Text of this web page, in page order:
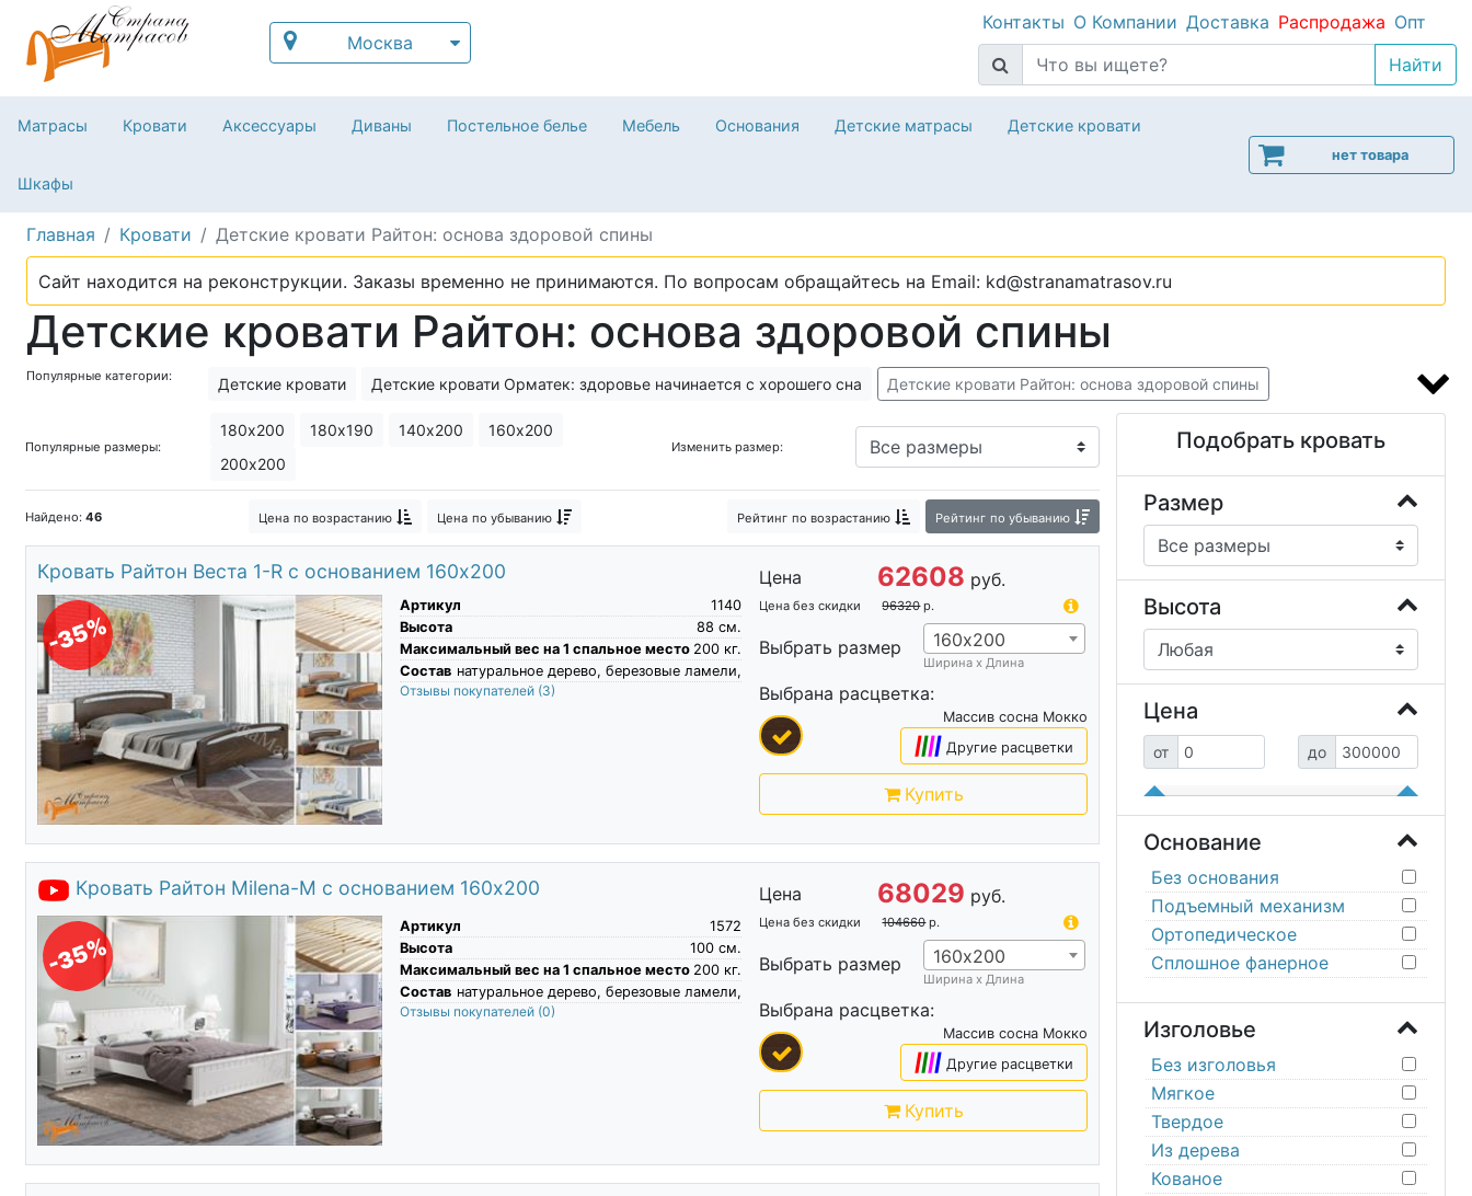
Москва
Контакты О Компании Доставка Распродажа Опт
Матрасы Кровати Аксессуары Диваны Постельное белье Мебель Основания Детские матрасы Детские кровати
Шкафы
нет товара
Главная Кровати Детские кровати Райтон: основа здоровой спины
Сайт находится на реконструкции. Заказы временно не принимаются. По вопросам обращайтесь на Email: kd@stranamatrasov.ru
Детские кровати Райтон: основа здоровой спины
Популярные категории: Детские кровати Детские кровати Орматек: здоровье начинается с хорошего сна Детские кровати Райтон: основа здоровой спины
Детские кровати от года Детские кровати от 2 лет Детские кровати от 5 лет Кровати для подростка мальчика
Кровати с рабочей зоной для подростка Кровати трансформеры детские Детские кровати с бортиками от 3 лет
Детские кроватки качалки Большие детские кроватки
Детские двухъярусные кровати Детские мягкие кровати
Кровать буква Кровати для подростка девочки
Популярные размеры:
180х200 180х190 140х200
160х200
200х200
Изменить размер:
Найдено: 46 Цена по возрастанию Цена по убыванию Рейтинг по возрастанию Рейтинг по убыванию
Кровать Райтон Веста 1-R с основанием 160х200
-35%
Артикул
1140
Высота
см.
88
Максимальный вес на 1 спальное место
кг.
200
Состав натуральное дерево, березовые ламели,
Отзывы покупателей (3)
Цена 62608 руб.
Цена без скидки 96320 р.
Выбрать размер 160х200
Ширина х Длина
Выбрана расцветка:
Массив сосна Мокко
|||| Другие расцветки
Купить
Кровать Райтон Milena-М с основанием 160х200
-35%
Артикул
1572
Высота
см.
100
Максимальный вес на 1 спальное место
кг.
200
Состав натуральное дерево, березовые ламели,
Отзывы покупателей (0)
Цена 68029 руб.
Цена без скидки 104660 р.
Выбрать размер 160х200
Ширина х Длина
Выбрана расцветка:
Массив сосна Мокко
|||| Другие расцветки
Купить
Подобрать кровать
Размер
Высота
Цена
от до
Основание
Без основания
Подъемный механизм
Ортопедическое
Сплошное фанерное
Изголовье
Без изголовья
Мягкое
Твердое
Из дерева
Кованое